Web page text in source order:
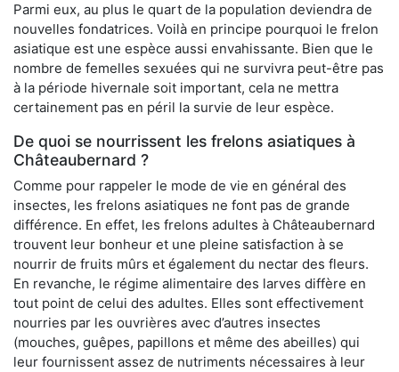
Parmi eux, au plus le quart de la population deviendra de
nouvelles fondatrices. Voilà en principe pourquoi le frelon
asiatique est une espèce aussi envahissante. Bien que le
nombre de femelles sexuées qui ne survivra peut-être pas
à la période hivernale soit important, cela ne mettra
certainement pas en péril la survie de leur espèce.
De quoi se nourrissent les frelons asiatiques à
Châteaubernard ?
Comme pour rappeler le mode de vie en général des
insectes, les frelons asiatiques ne font pas de grande
différence. En effet, les frelons adultes à Châteaubernard
trouvent leur bonheur et une pleine satisfaction à se
nourrir de fruits mûrs et également du nectar des fleurs.
En revanche, le régime alimentaire des larves diffère en
tout point de celui des adultes. Elles sont effectivement
nourries par les ouvrières avec d’autres insectes
(mouches, guêpes, papillons et même des abeilles) qui
leur fournissent assez de nutriments nécessaires à leur